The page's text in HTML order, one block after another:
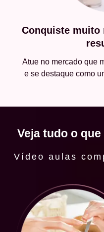
Conquiste muito
Atue no mercado que
e se destaque como
Veja tudo o que
Vídeo aulas